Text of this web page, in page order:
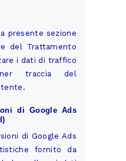
presente sezione
del Trattamento
i dati di traffico
traccia del
di Google Ads
di Google Ads
fornito da